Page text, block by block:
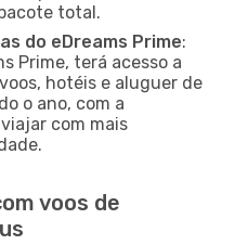
total.
do eDreams Prime:
Prime, terá acesso a
hotéis e aluguer de
o ano, com a
com mais
voos de